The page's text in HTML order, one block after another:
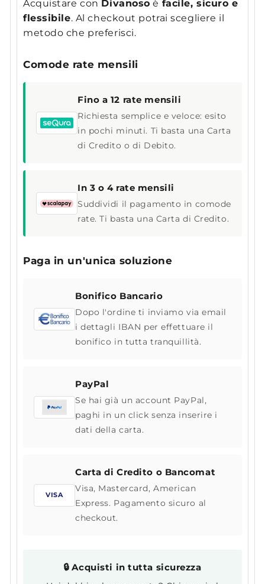
Acquistare con Divanoso è facile, sicuro e
flessibile. Al checkout potrai scegliere il
metodo che preferisci.
Comode rate mensili
Fino a 12 rate mensili
Richiesta semplice e veloce: esito
in pochi minuti. Ti basta una Carta
di Credito o di Debito.
In 3 o 4 rate mensili
Suddividi il pagamento in comode
rate. Ti basta una Carta di Credito.
Paga in un'unica soluzione
Bonifico Bancario
Dopo l'ordine ti inviamo via email
i dettagli IBAN per effettuare il
bonifico in tutta tranquillità.
PayPal
Se hai già un account PayPal,
paghi in un click senza inserire i
dati della carta.
VISA
Carta di Credito o Bancomat
Visa, Mastercard, American
Express. Pagamento sicuro al
checkout.
🔒 Acquisti in tutta sicurezza